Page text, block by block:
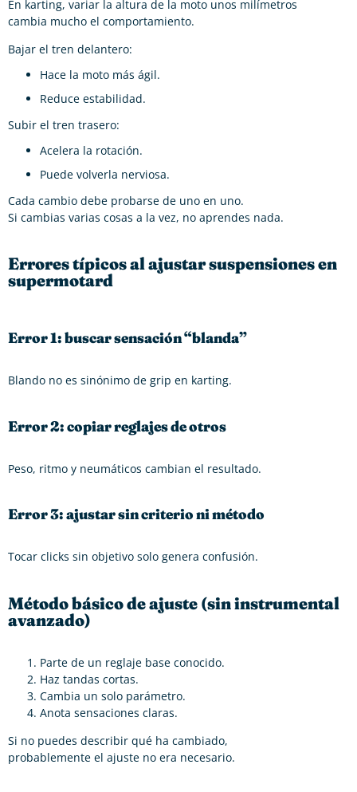
En karting, variar la altura de la moto unos milímetros
cambia mucho el comportamiento.
Bajar el tren delantero:
Hace la moto más ágil.
Reduce estabilidad.
Subir el tren trasero:
Acelera la rotación.
Puede volverla nerviosa.
Cada cambio debe probarse de uno en uno.
Si cambias varias cosas a la vez, no aprendes nada.
Errores típicos al ajustar suspensiones en
supermotard
Error 1: buscar sensación “blanda”
Blando no es sinónimo de grip en karting.
Error 2: copiar reglajes de otros
Peso, ritmo y neumáticos cambian el resultado.
Error 3: ajustar sin criterio ni método
Tocar clicks sin objetivo solo genera confusión.
Método básico de ajuste (sin instrumental
avanzado)
Parte de un reglaje base conocido.
Haz tandas cortas.
Cambia un solo parámetro.
Anota sensaciones claras.
Si no puedes describir qué ha cambiado,
probablemente el ajuste no era necesario.